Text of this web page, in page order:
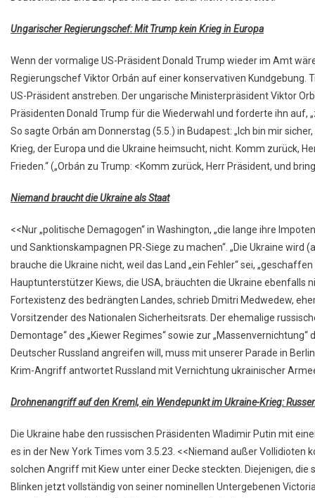
Ungarischer Regierungschef: Mit Trump kein Krieg in Europa
Wenn der vormalige US-Präsident Donald Trump wieder im Amt
Regierungschef Viktor Orbán auf einer konservativen
US-Präsident anstreben. Der ungarische Ministerpräsident Viktor
Präsidenten Donald Trump für die Wiederwahl und forderte ihn auf,
So sagte Orbán am Donnerstag (5.5.) in Budapest: „Ich bin mir
Krieg, der Europa und die Ukraine heimsucht, nicht. Komm zurück,
Frieden.“ („Orbán zu Trump: <Komm zurück, Herr Präsident, und
Niemand braucht die Ukraine als Staat
<<Nur „politische Demagogen“ in Washington, „die lange ihre
und Sanktionskampagnen PR-Siege zu machen“. „Die Ukraine wird
brauche die Ukraine nicht, weil das Land „ein Fehler“ sei,
Hauptunterstützer Kiews, die USA, bräuchten die Ukraine ebenfalls
Fortexistenz des bedrängten Landes, schrieb Dmitri Medwedew,
Vorsitzender des Nationalen Sicherheitsrats. Der ehemalige
Demontage“ des „Kiewer Regimes“ sowie zur
Deutscher Russland angreifen will, muss mit unserer Parade in
Krim-Angriff antwortet Russland mit Vernichtung ukrainischer
Drohnenangriff auf den Kreml, ein Wendepunkt im Ukraine-Krieg:
Die Ukraine habe den russischen Präsidenten Wladimir Putin mit
es in der New York Times vom 3.5.23. <<Niemand außer Vollidioten
solchen Angriff mit Kiew unter einer Decke steckten. Diejenigen, die
Blinken jetzt vollständig von seiner nominellen Untergebenen